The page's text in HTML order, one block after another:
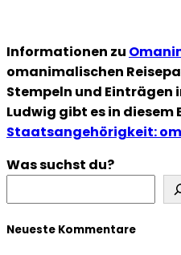
Informationen zu
omanimalischen
Stempeln und Einträgen
Ludwig gibt es in diesem
Staatsangehörigkeit:
Was suchst du?
Neueste Kommentare